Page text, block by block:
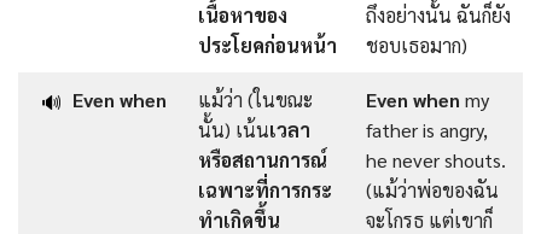
เนื้อหาของ
ประโยคก่อนหน้า
ถึงอย่างนั้น ฉันก็ยัง
ชอบเธอมาก)
🔊 Even when
แม้ว่า (ในขณะ
นั้น) เน้นเวลา
หรือสถานการณ์
เฉพาะที่การกระ
ทำเกิดขึ้น
Even when my
father is angry,
he never shouts.
(แม้ว่าพ่อของฉัน
จะโกรธ แต่เขาก็